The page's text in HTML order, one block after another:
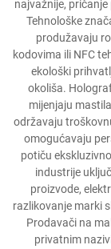
najvažnije,
Tehnološke
produžavaju
kodovima ili NFC
ekološki
okoliša.
mijenjaju
održavaju
omogućavaju
potiču
industrije
proizvode,
razlikovanje marki
Prodavači na
privatnim